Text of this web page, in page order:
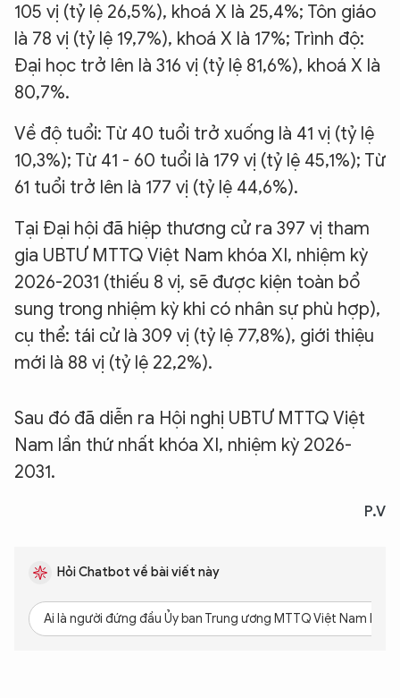
105 vị (tỷ lệ 26,5%), khoá X là 25,4%; Tôn giáo
là 78 vị (tỷ lệ 19,7%), khoá X là 17%; Trình độ:
Đại học trở lên là 316 vị (tỷ lệ 81,6%), khoá X là
80,7%.
Về độ tuổi: Từ 40 tuổi trở xuống là 41 vị (tỷ lệ
10,3%); Từ 41 - 60 tuổi là 179 vị (tỷ lệ 45,1%); Từ
61 tuổi trở lên là 177 vị (tỷ lệ 44,6%).
Tại Đại hội đã hiệp thương cử ra 397 vị tham
gia UBTƯ MTTQ Việt Nam khóa XI, nhiệm kỳ
2026-2031 (thiếu 8 vị, sẽ được kiện toàn bổ
sung trong nhiệm kỳ khi có nhân sự phù hợp),
cụ thể: tái cử là 309 vị (tỷ lệ 77,8%), giới thiệu
mới là 88 vị (tỷ lệ 22,2%).
Sau đó đã diễn ra Hội nghị UBTƯ MTTQ Việt
Nam lần thứ nhất khóa XI, nhiệm kỳ 2026-
2031.
P.V
Hỏi Chatbot về bài viết này
Ai là người đứng đầu Ủy ban Trung ương MTTQ Việt Nam khóa